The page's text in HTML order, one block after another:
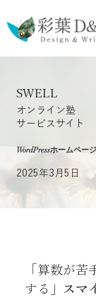
SWELL
オンライン塾
サービスサイト
WordPressホームペー
2025年3月5日
「算数が苦
する」
スマ